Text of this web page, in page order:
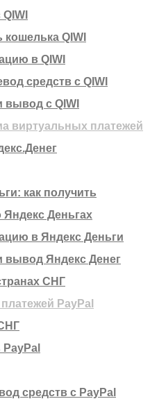
QIWI
в QIWI
средств c QIWI
вывод с QIWI
виртуальных платежей
как получить
Деньгах
в Яндекс Деньги
вывод Яндекс Денег
СНГ
PayPal
средств с PayPal